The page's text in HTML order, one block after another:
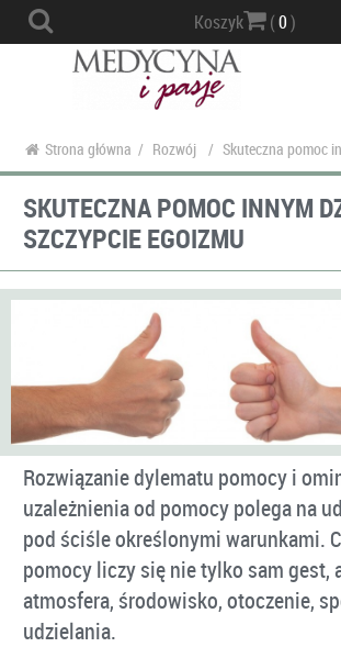
Koszyk (0)
Strona główna / Rozwój / Skuteczna pomoc
SKUTECZNA POMOC INNYM
SZCZYPCIE EGOIZMU
Rozwiązanie dylematu pomocy i
uzależnienia od pomocy polega na
pod ściśle określonymi warunkami.
pomocy liczy się nie tylko sam gest,
atmosfera, środowisko, otoczenie,
udzielania.